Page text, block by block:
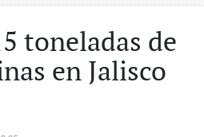
toneladas de
en Jalisco